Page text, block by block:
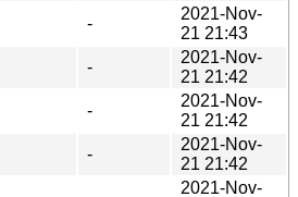
-
2021-Nov-
21 21:43
-
2021-Nov-
21 21:42
-
2021-Nov-
21 21:42
-
2021-Nov-
21 21:42
2021-Nov-